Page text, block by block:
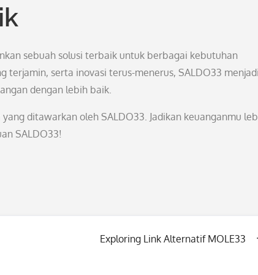
sebuah solusi terbaik untuk berbagai kebutuhan
terjamin, serta inovasi terus-menerus, SALDO33
dengan lebih baik.
ditawarkan oleh SALDO33. Jadikan keuanganmu
SALDO33!
Exploring Link Alternatif MOLE33